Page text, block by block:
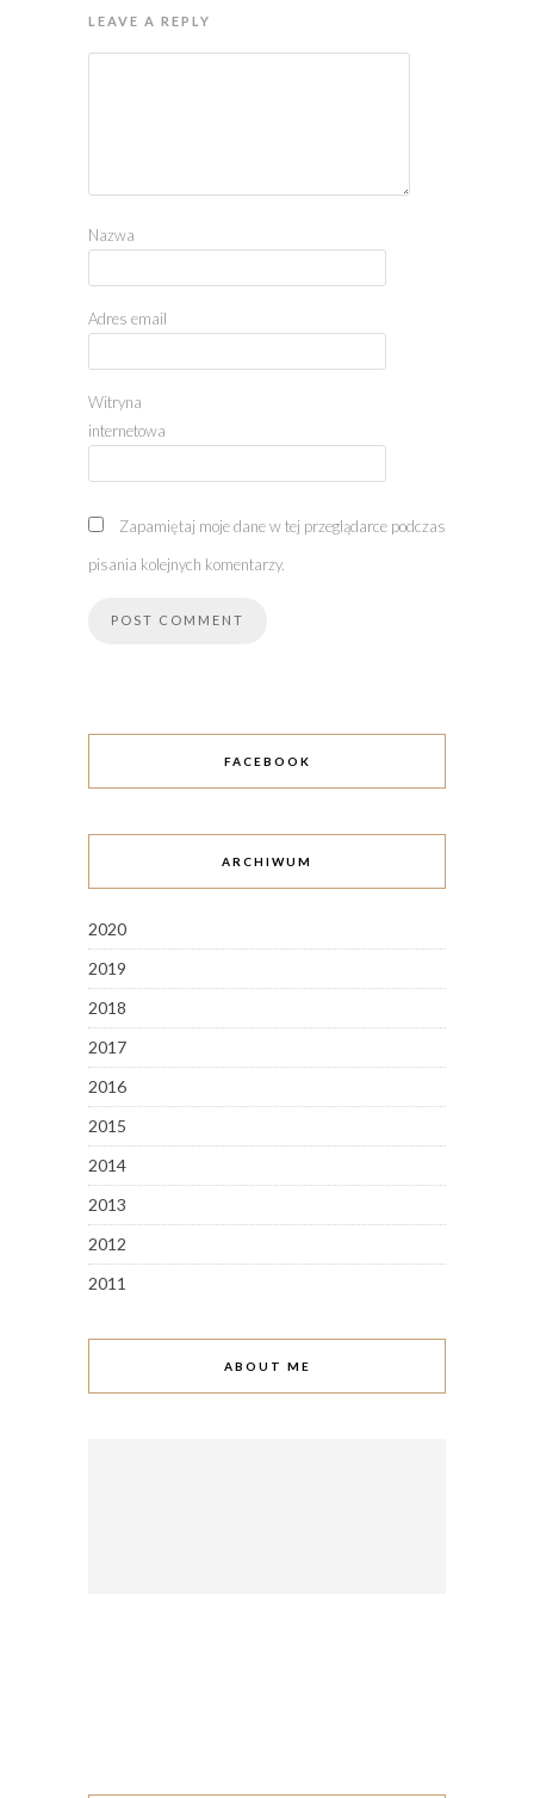
LEAVE A REPLY
Nazwa
Adres email
Witryna
internetowa
Zapamiętaj moje dane w tej przeglądarce podczas
pisania kolejnych komentarzy.
FACEBOOK
ARCHIWUM
2020
2019
2018
2017
2016
2015
2014
2013
2012
2011
ABOUT ME